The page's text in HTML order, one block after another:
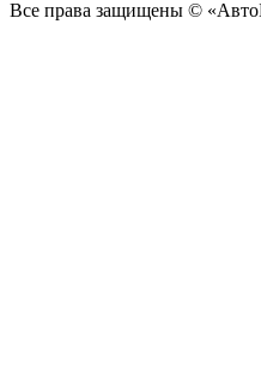
Все права защищены ©